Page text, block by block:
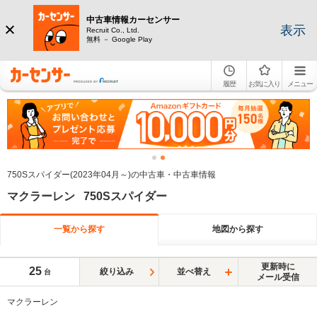
中古車情報カーセンサー
Recruit Co., Ltd.
無料 － Google Play
表示
履歴 お気に入り メニュー
750Sスパイダー(2023年04月～)の中古車・中古車情報
マクラーレン 750Sスパイダー
一覧から探す 地図から探す
25 台 絞り込み 並べ替え
更新時に
メール受信
マクラーレン